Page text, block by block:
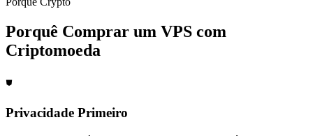
Porquê Comprar um VPS com
Criptomoeda
⛊
Privacidade Primeiro